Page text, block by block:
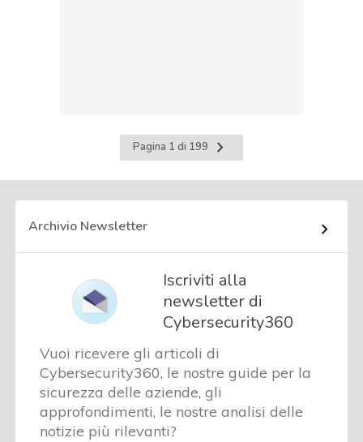
Pagina 1 di 199
Pagina
successiva
Archivio Newsletter
Iscriviti alla
newsletter di
Cybersecurity360
Vuoi ricevere gli articoli di
Cybersecurity360, le nostre guide per la
sicurezza delle aziende, gli
approfondimenti, le nostre analisi delle
notizie più rilevanti?